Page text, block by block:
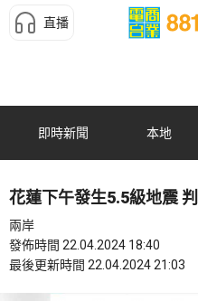
直播
即時新聞 本地
花蓮下午發生5.5級地震
兩岸
發佈時間 22.04.2024 18:40
最後更新時間 22.04.2024 21:03